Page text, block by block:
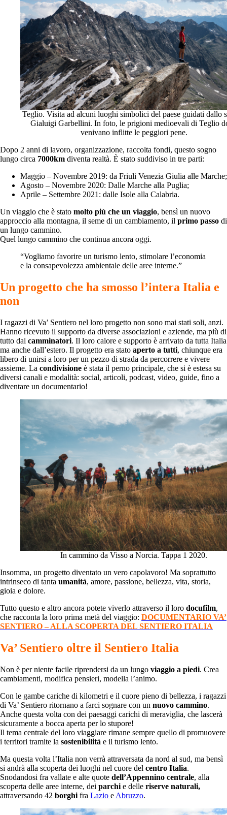
Teglio. Visita ad alcuni luoghi simbolici del paese guidati dallo
Gialuigi Garbellini. In foto, le prigioni medioevali di Teglio
venivano inflitte le peggiori pene.
Dopo 2 anni di lavoro, organizzazione, raccolta fondi, questo sogno
lungo circa 7000km diventa realtà. È stato suddiviso in tre parti:
Maggio – Novembre 2019: da Friuli Venezia Giulia alle Marche;
Agosto – Novembre 2020: Dalle Marche alla Puglia;
Aprile – Settembre 2021: dalle Isole alla Calabria.
Un viaggio che è stato molto più che un viaggio, bensì un nuovo
approccio alla montagna, il seme di un cambiamento, il primo passo di
un lungo cammino.
Quel lungo cammino che continua ancora oggi.
“Vogliamo favorire un turismo lento, stimolare l’economia
e la consapevolezza ambientale delle aree interne.”
Un progetto che ha smosso l’intera Italia e
non
I ragazzi di Va’ Sentiero nel loro progetto non sono mai stati soli, anzi.
Hanno ricevuto il supporto da diverse associazioni e aziende, ma più di
tutto dai camminatori. Il loro calore e supporto è arrivato da tutta Italia
ma anche dall’estero. Il progetto era stato aperto a tutti, chiunque era
libero di unirsi a loro per un pezzo di strada da percorrere e vivere
assieme. La condivisione è stata il perno principale, che si è estesa su
diversi canali e modalità: social, articoli, podcast, video, guide, fino a
diventare un documentario!
In cammino da Visso a Norcia. Tappa 1 2020.
Insomma, un progetto diventato un vero capolavoro! Ma soprattutto
intrinseco di tanta umanità, amore, passione, bellezza, vita, storia,
gioia e dolore.
Tutto questo e altro ancora potete viverlo attraverso il loro docufilm,
che racconta la loro prima metà del viaggio: DOCUMENTARIO VA’
SENTIERO – ALLA SCOPERTA DEL SENTIERO ITALIA
Va’ Sentiero oltre il Sentiero Italia
Non è per niente facile riprendersi da un lungo viaggio a piedi. Crea
cambiamenti, modifica pensieri, modella l’animo.
Con le gambe cariche di kilometri e il cuore pieno di bellezza, i ragazzi
di Va’ Sentiero ritornano a farci sognare con un nuovo cammino.
Anche questa volta con dei paesaggi carichi di meraviglia, che lascerà
sicuramente a bocca aperta per lo stupore!
Il tema centrale del loro viaggiare rimane sempre quello di promuovere
i territori tramite la sostenibilità e il turismo lento.
Ma questa volta l’Italia non verrà attraversata da nord al sud, ma bensì
si andrà alla scoperta dei luoghi nel cuore del centro Italia.
Snodandosi fra vallate e alte quote dell’Appennino centrale, alla
scoperta delle aree interne, dei parchi e delle riserve naturali,
attraversando 42 borghi fra Lazio e Abruzzo.